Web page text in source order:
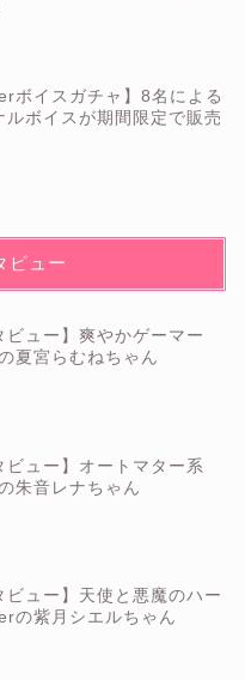
ボイスガチャ】8名による
ルボイスが期間限定で販売
ビュー
ビュー】爽やかゲーマー
夏宮らむねちゃん
ビュー】オートマター系
朱音レナちゃん
ビュー】天使と悪魔のハー
の紫月シエルちゃん